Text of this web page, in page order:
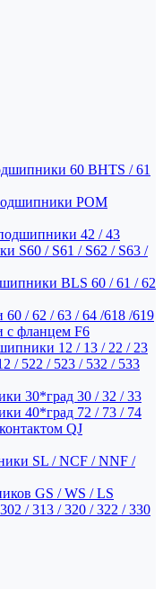
60 BHTS / 61
POM
42 / 43
S60 / S61 / S62 / S63 /
BLS 60 / 61 / 62
/ 62 / 63 / 64 /618 /619
фланцем F6
12 / 13 / 22 / 23
/ 522 / 523 / 532 / 533
30*град 30 / 32 / 33
40*град 72 / 73 / 74
QJ
SL / NCF / NNF /
GS / WS / LS
/ 313 / 320 / 322 / 330